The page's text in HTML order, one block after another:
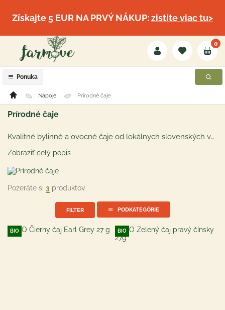
Získajte 5 EUR NA PRVÝ NÁKUP:zistite viac tu>
Ponuka
0
Nápoje Prírodné čaje
Prírodné čaje
Kvalitné bylinné a ovocné čaje od lokálnych slovenských výrobcov a pestovateľov obohatené o prémiové zahraničné čaje ako napríklad zelený čaj, čierny, lapacho, či iné špeciality prevažne v BIO a eko kvalite. Každý si nájde ten svoj obľúbený čajík na zlepšenie zdravia alebo nálady.
Zobraziť celý popis
Pozeráte si 3 produktov
FILTER PODKATEGÓRIE
BIO BIO